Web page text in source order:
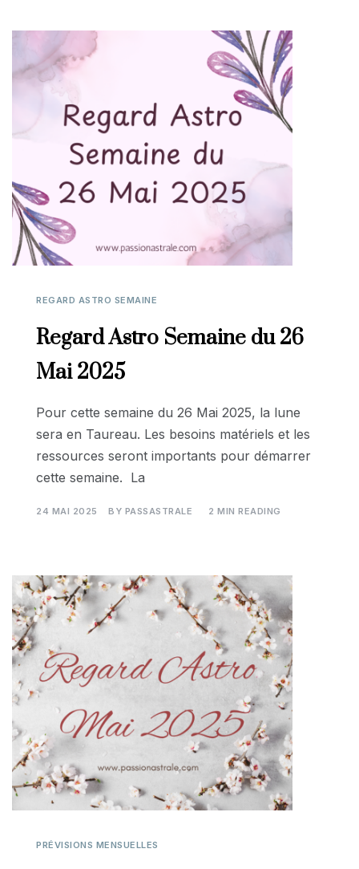
REGARD ASTRO SEMAINE
Regard Astro Semaine du 26
Mai 2025
Pour cette semaine du 26 Mai 2025, la lune
sera en Taureau. Les besoins matériels et les
ressources seront importants pour démarrer
cette semaine. La
24 MAI 2025 BY PASSASTRALE 2 MIN READING
PRÉVISIONS MENSUELLES